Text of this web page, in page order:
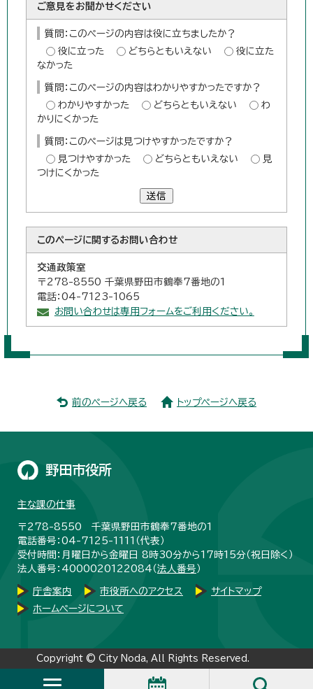
ご意見をお聞かせください
質問：このページの内容は役に立ちましたか？
役に立った
どちらともいえない
役に立た
なかった
質問：このページの内容はわかりやすかったですか？
わかりやすかった
どちらともいえない
わ
かりにくかった
質問：このページは見つけやすかったですか？
見つけやすかった
どちらともいえない
見
つけにくかった
送信
このページに関するお問い合わせ
交通政策室
〒278-8550 千葉県野田市鶴奉7番地の1
電話：04-7123-1065
お問い合わせは専用フォームをご利用ください。
前のページへ戻る トップページへ戻る
野田市役所
主な課の仕事
〒278-8550 千葉県野田市鶴奉7番地の1
電話番号：04-7125-1111（代表）
受付時間：月曜日から金曜日 8時30分から17時15分（祝日除く）
法人番号：4000020122084（法人番号 ）
庁舎案内 市役所へのアクセス
サイトマップ
ホームページについて
Copyright © City Noda, All Rights Reserved.